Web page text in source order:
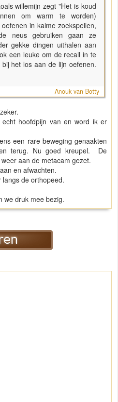
willemijn zegt "Het is koud
om warm te worden)
in kalme zoekspellen,
neus gebruiken gaan ze
gekke dingen uithalen aan
een leuke om de recall in te
het los aan de lijn oefenen.
Anouk van Botty
hoofdpijn van en word ik er
een rare beweging genaakten
terug. Nu goed kreupel. De
aan de metacam gezet.
en afwachten.
de orthopeed.
we druk mee bezig.